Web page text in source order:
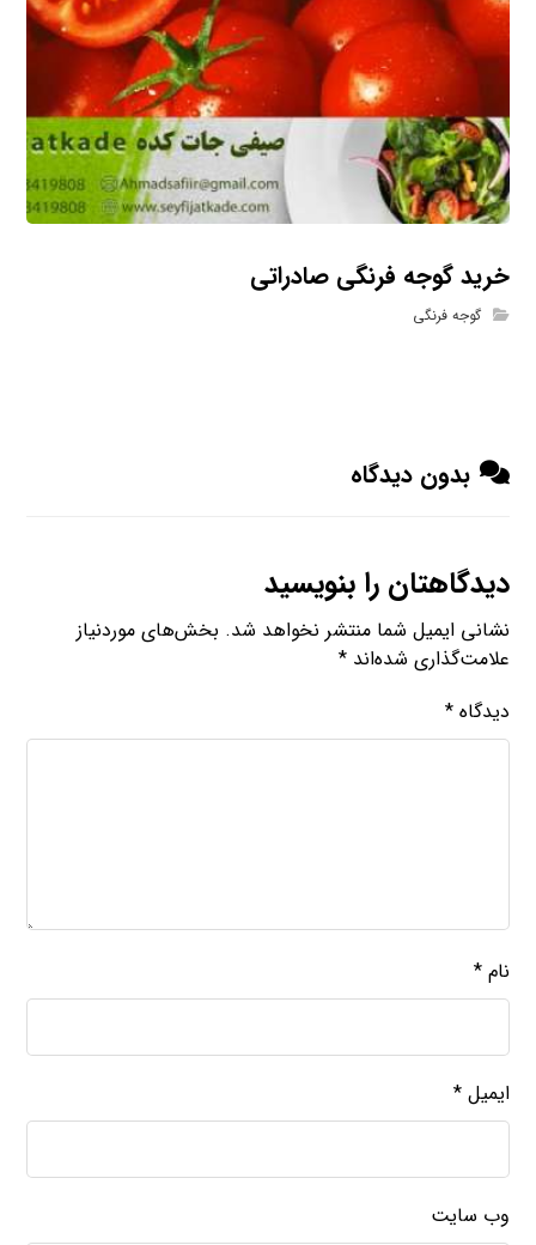
خرید گوجه فرنگی صادراتی
گوجه فرنگی
بدون دیدگاه
دیدگاهتان را بنویسید
نشانی ایمیل شما منتشر نخواهد شد. بخش‌های موردنیاز
علامت‌گذاری شده‌اند*
دیدگاه*
نام*
ایمیل*
وب‌ سایت